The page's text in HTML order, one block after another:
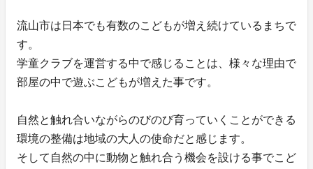
流山市は日本でも有数のこどもが増え続けているまちで
す。
学童クラブを運営する中で感じることは、様々な理由で
部屋の中で遊ぶこどもが増えた事です。
自然と触れ合いながらのびのび育っていくことができる
環境の整備は地域の大人の使命だと感じます。
そして自然の中に動物と触れ合う機会を設ける事でこど